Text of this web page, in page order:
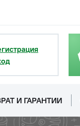
И ГАРАНТИИ